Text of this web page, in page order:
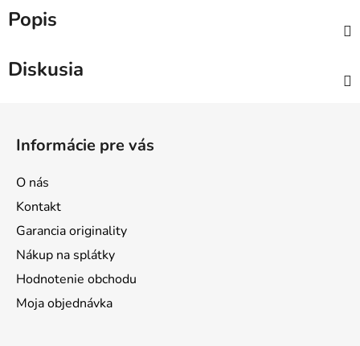
Popis
Diskusia
Informácie pre vás
O nás
Kontakt
Garancia originality
Nákup na splátky
Hodnotenie obchodu
Moja objednávka